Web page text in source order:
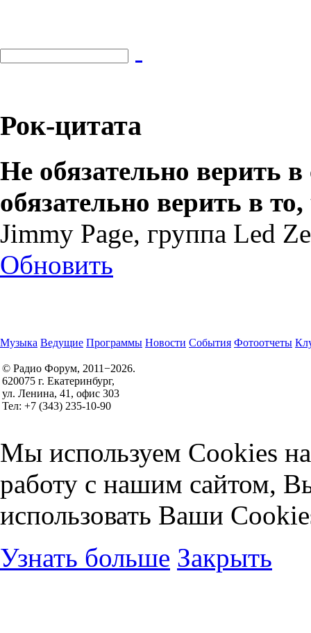
Рок-цитата
Не обязательно верить
обязательно верить в
Jimmy Page, группа Led
Обновить
Музыка Ведущие Программы Новости События Фотоотчеты
© Радио Форум, 2011−2026.
620075 г. Екатеринбург,
ул. Ленина, 41, офис 303
Тел: +7 (343) 235-10-90
Мы используем Cookies
работу с нашим сайтом,
использовать Ваши
Узнать больше Закрыть